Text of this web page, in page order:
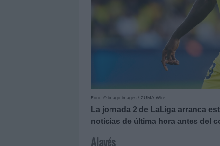
Foto: © imago images / ZUMA Wire
La jornada 2 de LaLiga arranca
noticias de última hora antes del
Alavés